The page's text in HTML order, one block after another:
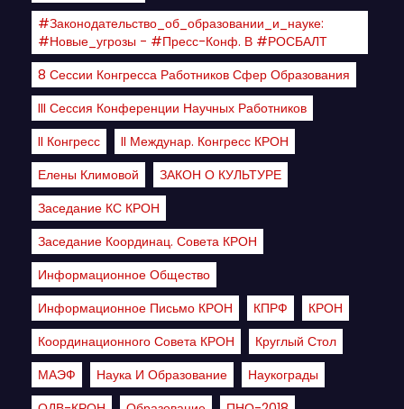
#Законодательство_об_образовании_и_науке:
#новые_угрозы - #пресс-Конф. В #РОСБАЛТ
8 Сессии Конгресса Работников Сфер Образования
III Сессия Конференции Научных Работников
II Конгресс
II Междунар. Конгресс КРОН
Елены Климовой
ЗАКОН О КУЛЬТУРЕ
Заседание КС КРОН
Заседание Координац. Совета КРОН
Информационное Общество
Информационное Письмо КРОН
КПРФ
КРОН
Координационного Совета КРОН
Круглый Стол
МАЭФ
Наука И Образование
Наукограды